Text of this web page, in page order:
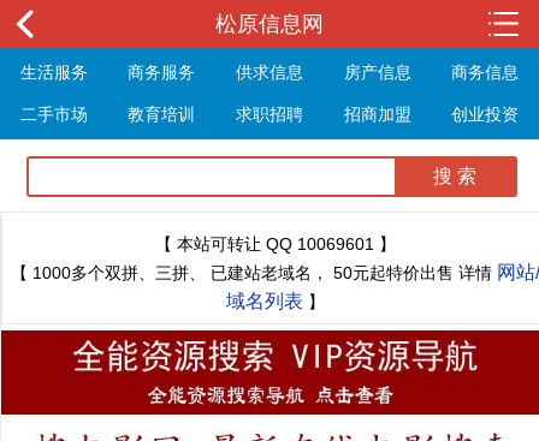
松原信息网
生活服务 商务服务 供求信息 房产信息 商务信息
二手市场 教育培训 求职招聘 招商加盟 创业投资
展会信息 旅游信息 休闲娱乐 体育健身 最新资讯
最新推文
【 本站可转让 QQ 10069601 】
【 1000多个双拼、三拼、 已建站老域名， 50元起特价出售 详情 网站/
域名列表 】